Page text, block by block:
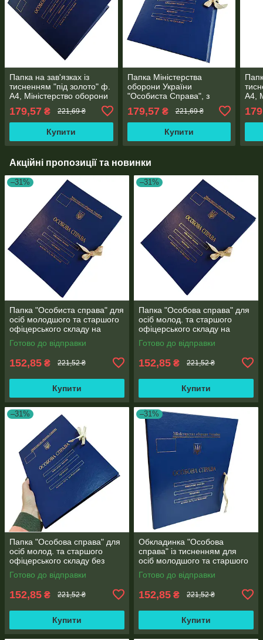
Папка на зав'язках із
тисненням "під золото" ф.
А4, Міністерство оборони
України, з клапанами, 40
мм, бумвініл
179,57 ₴ 221,69 ₴
Купити
Папка Міністерства
оборони України
"Особиста Справа", з
тисненням "під золото" на
зав'язках, ф. А4, з
клапанами, бумвініл 40
179,57₴ 221,69 ₴
Купити
А4,
Акційні пропозиції та новинки
–31%
Папка "Особиста справа" для
осіб молодшого та старшого
офіцерського складу на
зав'язках А4 без клапанів,
"бумвініл 10 мм
Готово до відправки
152,85 ₴ 221,52 ₴
Купити
–31%
Папка "Особова справа" для
осіб молод. та старшого
офіцерського складу на
зав'язках А4 без клапанів,
"під золото" бумвініл (10 мм)
Готово до відправки
152,85 ₴ 221,52 ₴
Купити
–31%
Папка "Особова справа" для
осіб молод. та старшого
офіцерського складу без
клапанів, з тисненням "під
золото" (корінець 10 мм)
Готово до відправки
152,85 ₴ 221,52 ₴
Купити
–31%
Обкладинка "Особова
справа" із тисненням для
осіб молодшого та старшого
офіцерського складу ф. А4
без клапанів бумвініл 10 мм
Готово до відправки
152,85 ₴ 221,52 ₴
Купити